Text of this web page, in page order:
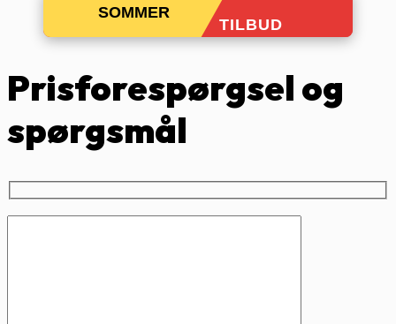
SOMMER
TILBUD
Prisforespørgsel og
spørgsmål